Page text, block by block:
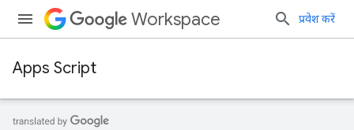
Workspace प्रवेश करें
Apps Script